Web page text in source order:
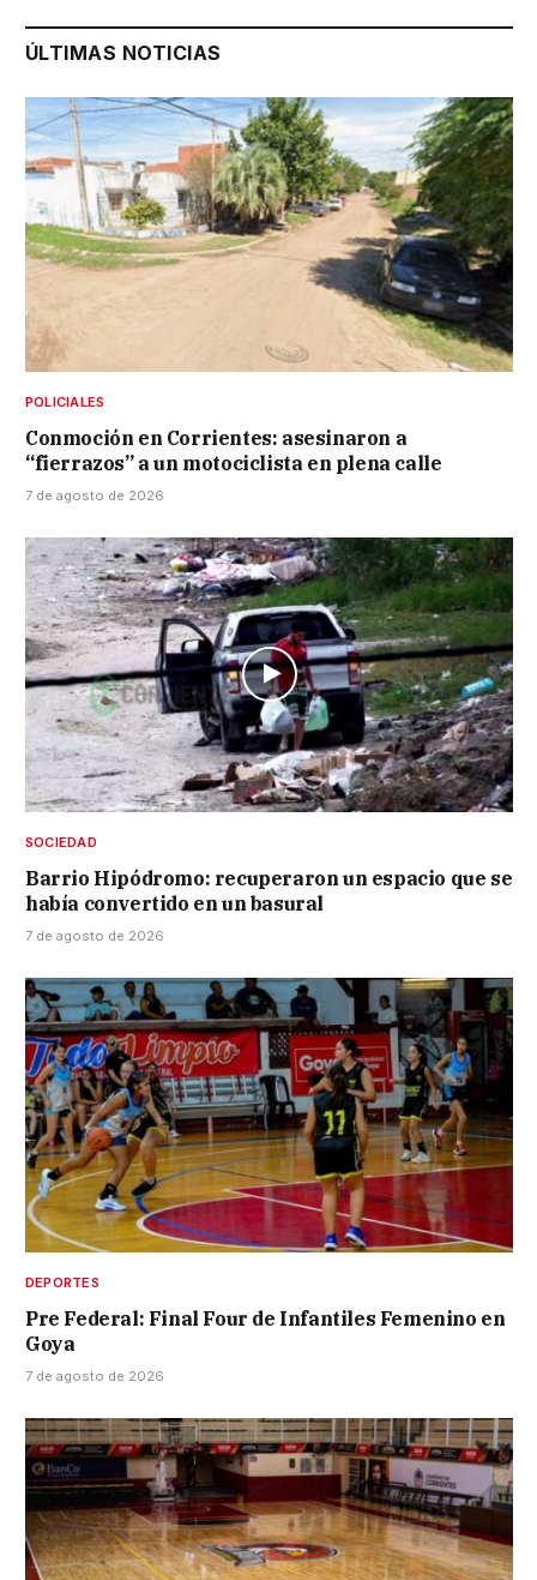
ÚLTIMAS NOTICIAS
POLICIALES
Conmoción en Corrientes: asesinaron a
“fierrazos” a un motociclista en plena calle
7 de agosto de 2026
SOCIEDAD
Barrio Hipódromo: recuperaron un espacio que se
había convertido en un basural
7 de agosto de 2026
DEPORTES
Pre Federal: Final Four de Infantiles Femenino en
Goya
7 de agosto de 2026